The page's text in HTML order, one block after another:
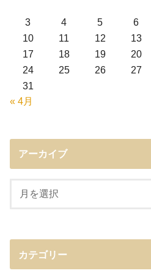
3
4 5 6
10
11 12 13
17
18 19 20
24
25 26 27
31
« 4月
アーカイブ
カテゴリー